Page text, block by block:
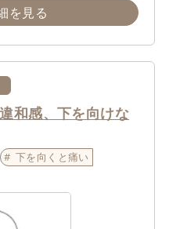
を見る
和感、下を向けな
下を向くと痛い